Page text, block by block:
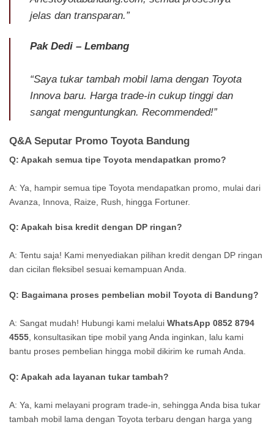
jelas dan transparan.”
Pak Dedi – Lembang
“Saya tukar tambah mobil lama dengan Toyota
Innova baru. Harga trade-in cukup tinggi dan
sangat menguntungkan. Recommended!”
Q&A Seputar Promo Toyota Bandung
Q: Apakah semua tipe Toyota mendapatkan promo?
A: Ya, hampir semua tipe Toyota mendapatkan promo, mulai dari
Avanza, Innova, Raize, Rush, hingga Fortuner.
Q: Apakah bisa kredit dengan DP ringan?
A: Tentu saja! Kami menyediakan pilihan kredit dengan DP ringan
dan cicilan fleksibel sesuai kemampuan Anda.
Q: Bagaimana proses pembelian mobil Toyota di Bandung?
A: Sangat mudah! Hubungi kami melalui WhatsApp 0852 8794
4555 , konsultasikan tipe mobil yang Anda inginkan, lalu kami
bantu proses pembelian hingga mobil dikirim ke rumah Anda.
Q: Apakah ada layanan tukar tambah?
A: Ya, kami melayani program trade-in, sehingga Anda bisa tukar
tambah mobil lama dengan Toyota terbaru dengan harga yang